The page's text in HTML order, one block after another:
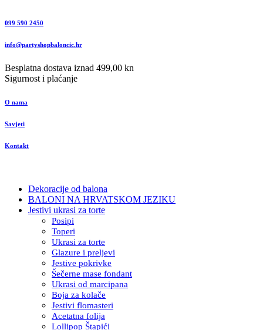
099 590 2450
info@partyshopbaloncic.hr
Besplatna dostava iznad 499,00 kn
Sigurnost i plaćanje
O nama
Savjeti
Kontakt
Dekoracije od balona
BALONI NA HRVATSKOM JEZIKU
Jestivi ukrasi za torte
Posipi
Toperi
Ukrasi za torte
Glazure i preljevi
Jestive pokrivke
Šečerne mase fondant
Ukrasi od marcipana
Boja za kolače
Jestivi flomasteri
Acetatna folija
Lollipop Štapići